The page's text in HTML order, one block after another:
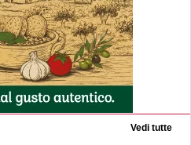
Vedi tutte